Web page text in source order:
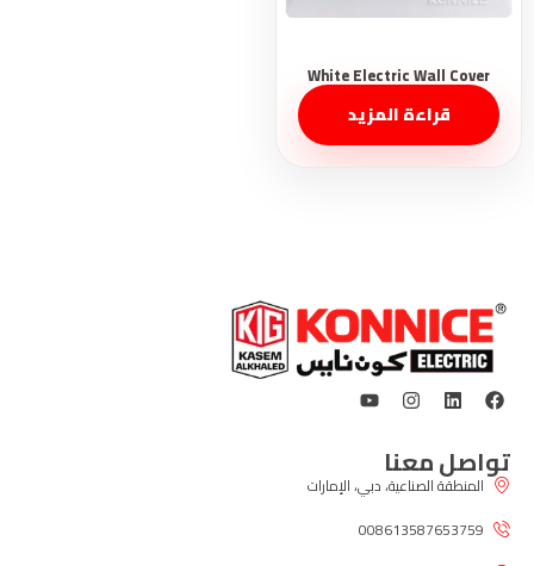
قراءة المزيد
تواصل معنا
المنطقة الصناعية، دبي، الإمارات
008613587653759